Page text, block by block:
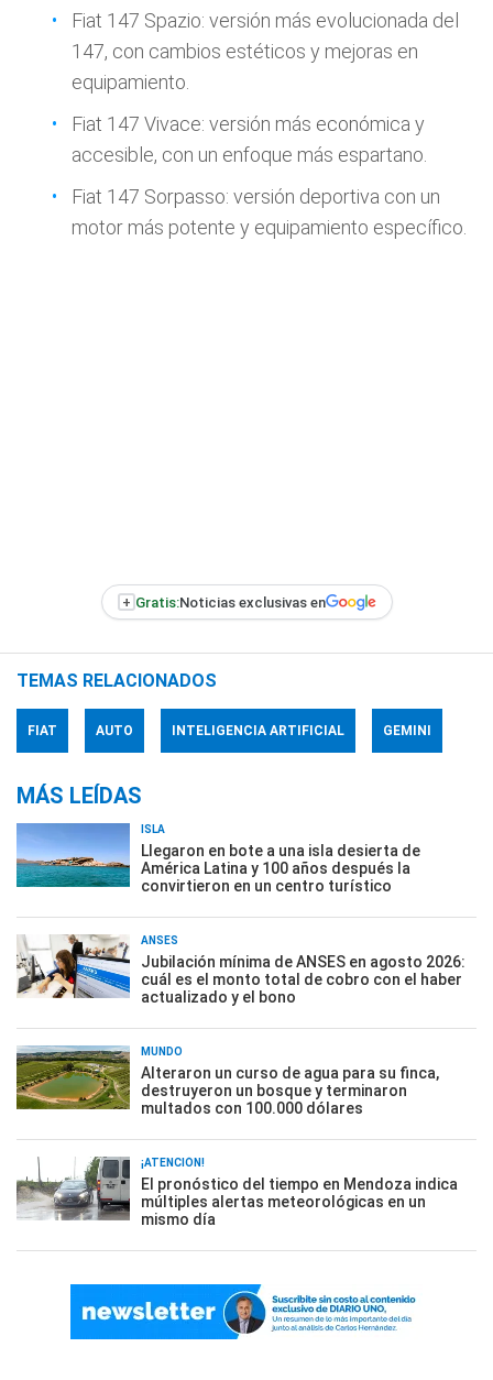
Fiat 147 Spazio: versión más evolucionada del
147, con cambios estéticos y mejoras en
equipamiento.
Fiat 147 Vivace: versión más económica y
accesible, con un enfoque más espartano.
Fiat 147 Sorpasso: versión deportiva con un
motor más potente y equipamiento específico.
+ Gratis:Noticias exclusivas en
TEMAS RELACIONADOS
FIAT AUTO INTELIGENCIA ARTIFICIAL GEMINI
MÁS LEÍDAS
ISLA
Llegaron en bote a una isla desierta de
América Latina y 100 años después la
convirtieron en un centro turístico
ANSES
Jubilación mínima de ANSES en agosto 2026:
cuál es el monto total de cobro con el haber
actualizado y el bono
MUNDO
Alteraron un curso de agua para su finca,
destruyeron un bosque y terminaron
multados con 100.000 dólares
¡ATENCIÓN!
El pronóstico del tiempo en Mendoza indica
múltiples alertas meteorológicas en un
mismo día